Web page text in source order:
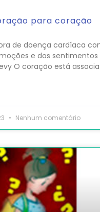
para coração
de doença cardíaca
e dos sentimentos
O coração está
Nenhum comentário